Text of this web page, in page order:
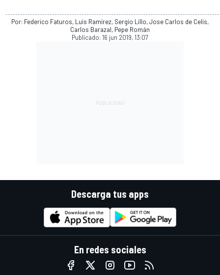
Por: Federico Faturos, Luis Ramírez, Sergio Lillo, Jose Carlos de Celis,
Carlos Barazal, Pepe Román
Publicado: 16 jun 2019, 13:07
Descarga tus apps
En redes sociales